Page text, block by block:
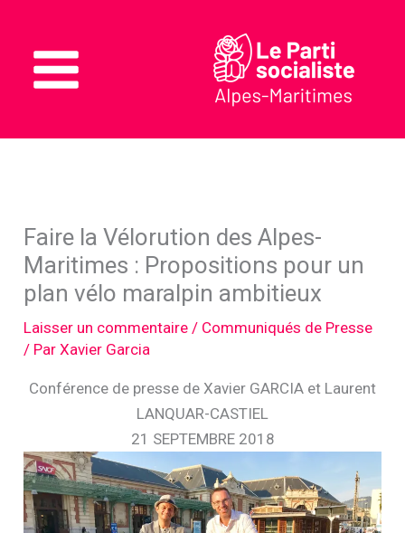
contenu
Main
Menu
Faire la Vélorution des Alpes-
Maritimes : Propositions pour un
plan vélo maralpin ambitieux
Laisser un commentaire / Communiqués de Presse
/ ParXavier Garcia
Conférence de presse de Xavier GARCIA et Laurent
LANQUAR-CASTIEL
21 SEPTEMBRE 2018